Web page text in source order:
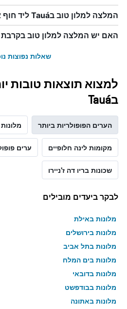
המלצה למלון טוב בTauá ליד חוף איפאנמה?
האם יש המלצה למלון טוב בקרבת Arcos da Lapa?
שאלות נפוצות
למצוא תוצאות טובות
בTauá
הערים הפופולריות ביותר
מקומות לינה חלופיים ערים
שכונות בריו דה ז'ניירו
לבקר ביעדים מובילים
מלונות באילת
מלונות בירושלים
מלונות בתל אביב
מלונות בים המלח
מלונות בדובאי
מלונות בבודפשט
מלונות באתונה